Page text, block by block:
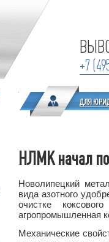
+7
НЛМК начал
Новолипецкий
вида азотного
очистке
агропромышленная
Механические